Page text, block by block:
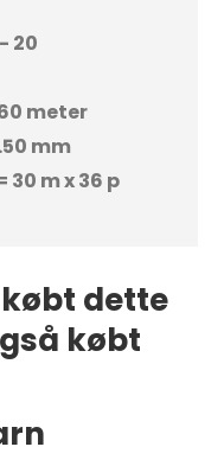
20
meter
mm
30 m x 36 p
dette
købt